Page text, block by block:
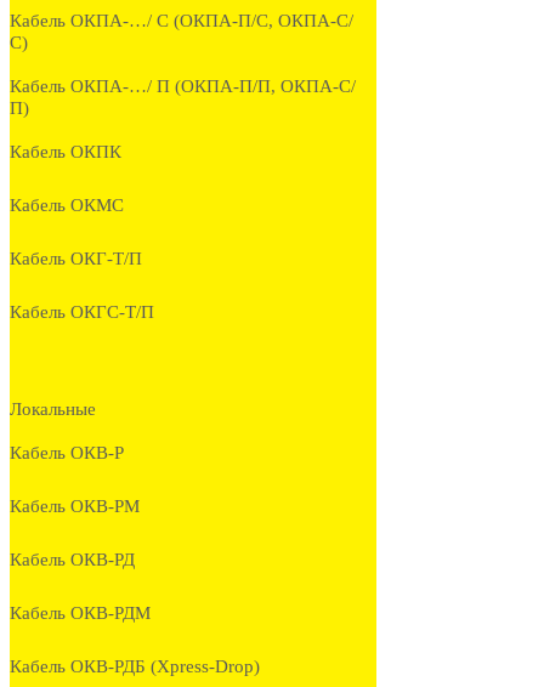
Кабель ОКПА-…/ С (ОКПА-П/С, ОКПА-С/
С)
Кабель ОКПА-…/ П (ОКПА-П/П, ОКПА-С/
П)
Кабель ОКПК
Кабель ОКМС
Кабель ОКГ-Т/П
Кабель ОКГС-Т/П
Локальные
Кабель ОКВ-Р
Кабель ОКВ-РМ
Кабель ОКВ-РД
Кабель ОКВ-РДМ
Кабель ОКВ-РДБ (Xpress-Drop)